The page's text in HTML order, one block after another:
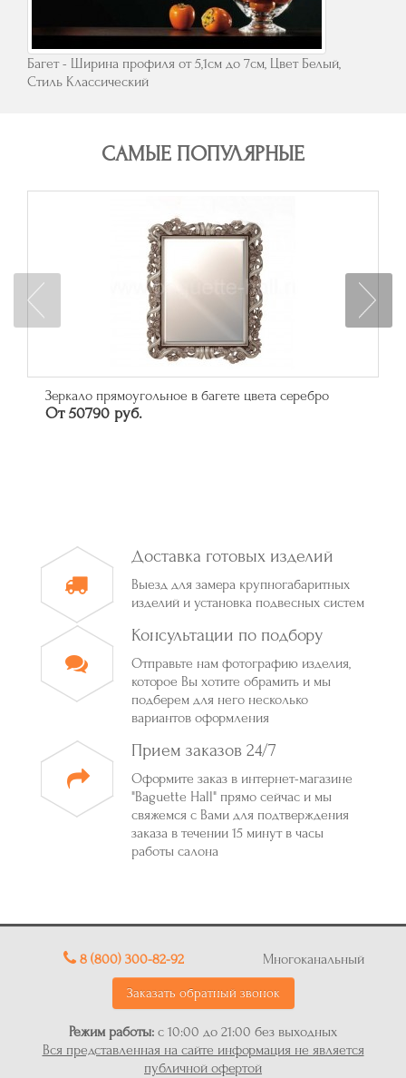
Багет - Ширина профиля от 5,1см до 7см, Цвет Белый,
Стиль Классический
САМЫЕ ПОПУЛЯРНЫЕ
Зеркало прямоугольное в багете цвета серебро
От 50790 руб.
Доставка готовых изделий
Выезд для замера крупногабаритных
изделий и установка подвесных систем
Консультации по подбору
Отправьте нам фотографию изделия,
которое Вы хотите обрамить и мы
подберем для него несколько
вариантов оформления
Прием заказов 24/7
Оформите заказ в интернет-магазине
"Baguette Hall" прямо сейчас и мы
свяжемся с Вами для подтверждения
заказа в течении 15 минут в часы
работы салона
8 (800) 300-82-92 Многоканальный
Заказать обратный звонок
Режим работы: с 10:00 до 21:00 без выходных
Вся представленная на сайте информация не является
публичной офертой